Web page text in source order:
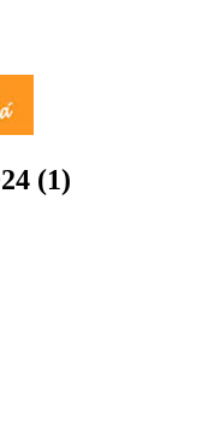
(1)